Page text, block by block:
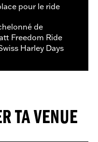
pour le ride
de
Freedom Ride
Harley Days
TA VENUE